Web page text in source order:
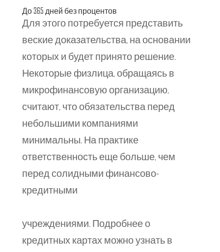
До 365 дней без процентов
Для этого потребуется представить
веские доказательства, на основании
которых и будет принято решение.
Некоторые физлица, обращаясь в
микрофинансовую организацию,
считают, что обязательства перед
небольшими компаниями
минимальны. На практике
ответственность еще больше, чем
перед солидными финансово-
кредитными
учреждениями. Подробнее о
кредитных картах можно узнать в